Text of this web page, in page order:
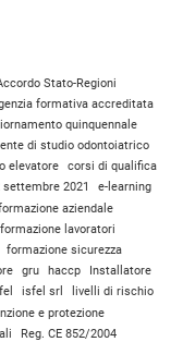
Stato-Regioni
formativa accreditata
quinquennale
di studio odontoiatrico
elevatore
corsi di qualifica
settembre 2021
e-learning
aziendale
formazione lavoratori
formazione sicurezza
gru haccp
Installatore
isfel srl
livelli di rischio
e protezione
Reg. CE 852/2004